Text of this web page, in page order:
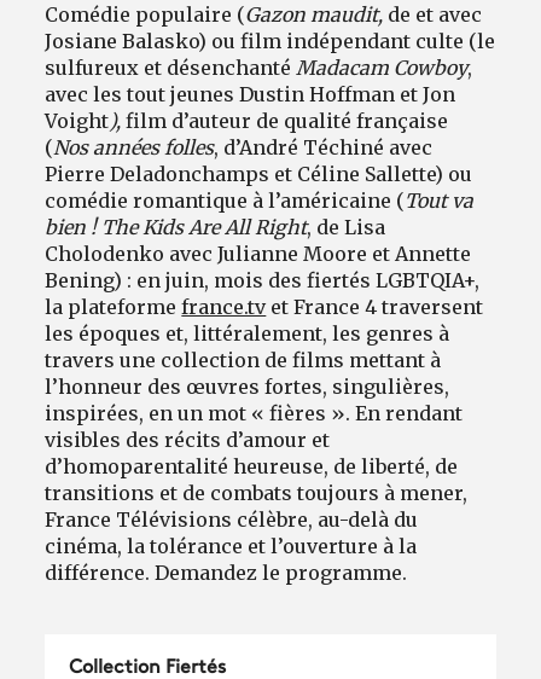
Comédie populaire (Gazon maudit, de et avec
Josiane Balasko) ou film indépendant culte (le
sulfureux et désenchanté Madacam Cowboy,
avec les tout jeunes Dustin Hoffman et Jon
Voight ),film d’auteur de qualité française
(Nos années folles, d’André Téchiné avec
Pierre Deladonchamps et Céline Sallette) ou
comédie romantique à l’américaine (Tout va
bien ! The Kids Are All Right, de Lisa
Cholodenko avec Julianne Moore et Annette
Bening) : en juin, mois des fiertés LGBTQIA+,
la plateformefrance.tvet France 4 traversent
les époques et, littéralement, les genres à
travers une collection de films mettant à
l’honneur des œuvres fortes, singulières,
inspirées, en un mot « fières ». En rendant
visibles des récits d’amour et
d’homoparentalité heureuse, de liberté, de
transitions et de combats toujours à mener,
France Télévisions célèbre, au-delà du
cinéma, la tolérance et l’ouverture à la
différence. Demandez le programme.
Collection Fiertés